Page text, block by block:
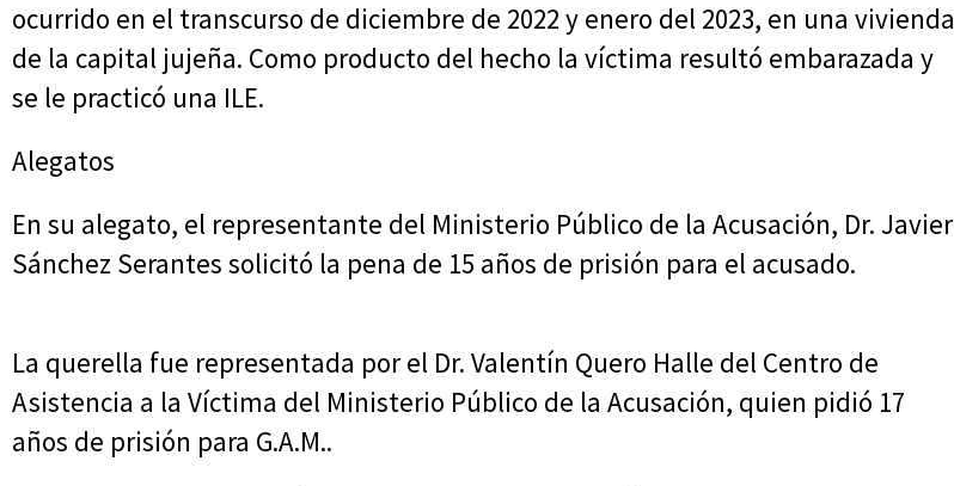
ocurrido en el transcurso de diciembre de 2022 y enero del 2023, en una vivienda
de la capital jujeña. Como producto del hecho la víctima resultó embarazada y
se le practicó una ILE.
Alegatos
En su alegato, el representante del Ministerio Público de la Acusación, Dr. Javier
Sánchez Serantes solicitó la pena de 15 años de prisión para el acusado.
La querella fue representada por el Dr. Valentín Quero Halle del Centro de
Asistencia a la Víctima del Ministerio Público de la Acusación, quien pidió 17
años de prisión para G.A.M..